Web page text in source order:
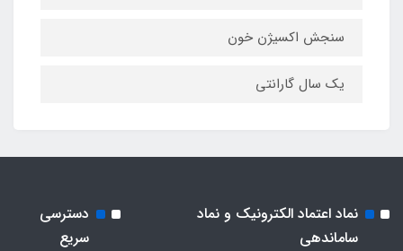
سنجش اکسیژن خون
یک سال گارانتی
نماد اعتماد الکترونیک و نماد
ساماندهی
دسترسی
سریع